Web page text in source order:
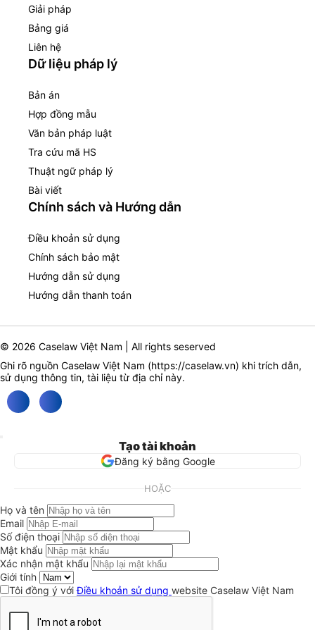
Giải pháp
Bảng giá
Liên hệ
Dữ liệu pháp lý
Bản án
Hợp đồng mẫu
Văn bản pháp luật
Tra cứu mã HS
Thuật ngữ pháp lý
Bài viết
Chính sách và Hướng dẫn
Điều khoản sử dụng
Chính sách bảo mật
Hướng dẫn sử dụng
Hướng dẫn thanh toán
© 2026 Caselaw Việt Nam | All rights seserved
Ghi rõ nguồn Caselaw Việt Nam (https://caselaw.vn) khi trích dẫn,
sử dụng thông tin, tài liệu từ địa chỉ này.
Tạo tài khoản
Đăng ký bằng Google
HOẶC
Họ và tên
Email
Số điện thoại
Mật khẩu
Xác nhận mật khẩu
Giới tính
Tôi đồng ý vớiĐiều khoản sử dụng website Caselaw Việt Nam